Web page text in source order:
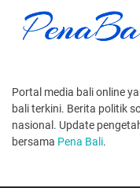
Portal media bali online
bali terkini. Berita politik
nasional. Update
bersama Pena Bali.